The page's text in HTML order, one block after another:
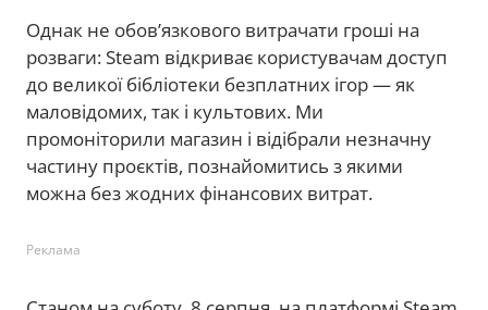
Однак не обов’язкового витрачати гроші на
розваги: Steam відкриває користувачам доступ
до великої бібліотеки безплатних ігор — як
маловідомих, так і культових. Ми
промоніторили магазин і відібрали незначну
частину проєктів, познайомитись з якими
можна без жодних фінансових витрат.
Реклама